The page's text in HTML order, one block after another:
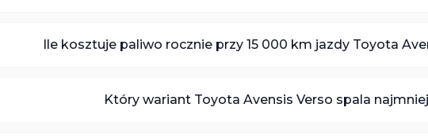
Ile kosztuje paliwo rocznie przy 15 000 km jazdy Toyota
Który wariant Toyota Avensis Verso spala